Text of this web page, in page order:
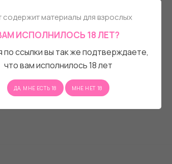
содержит материалы для взрослых
ИСПОЛНИЛОСЬ 18 ЛЕТ?
ссылки вы так же подтверждаете,
что вам исполнилось 18 лет
ДА, МНЕ ЕСТЬ 18 МНЕ НЕТ 18